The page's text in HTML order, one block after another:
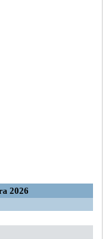
2026